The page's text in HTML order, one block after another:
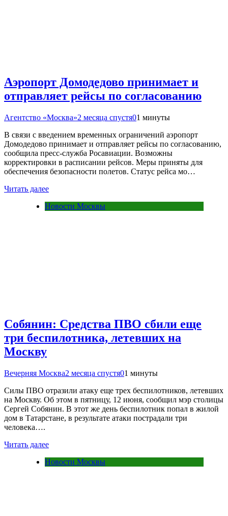
Аэропорт Домодедово принимает и
отправляет рейсы по согласованию
Агентство «Москва»2 месяца спустя01 минуты
В связи с введением временных ограничений аэропорт
Домодедово принимает и отправляет рейсы по согласованию,
сообщила пресс-служба Росавиации. Возможны
корректировки в расписании рейсов. Меры приняты для
обеспечения безопасности полетов. Статус рейса мо…
Читать далее
Новости Москвы
Собянин: Средства ПВО сбили еще
три беспилотника, летевших на
Москву
Вечерняя Москва2 месяца спустя01 минуты
Силы ПВО отразили атаку еще трех беспилотников, летевших
на Москву. Об этом в пятницу, 12 июня, сообщил мэр столицы
Сергей Собянин. В этот же день беспилотник попал в жилой
дом в Татарстане, в результате атаки пострадали три
человека….
Читать далее
Новости Москвы